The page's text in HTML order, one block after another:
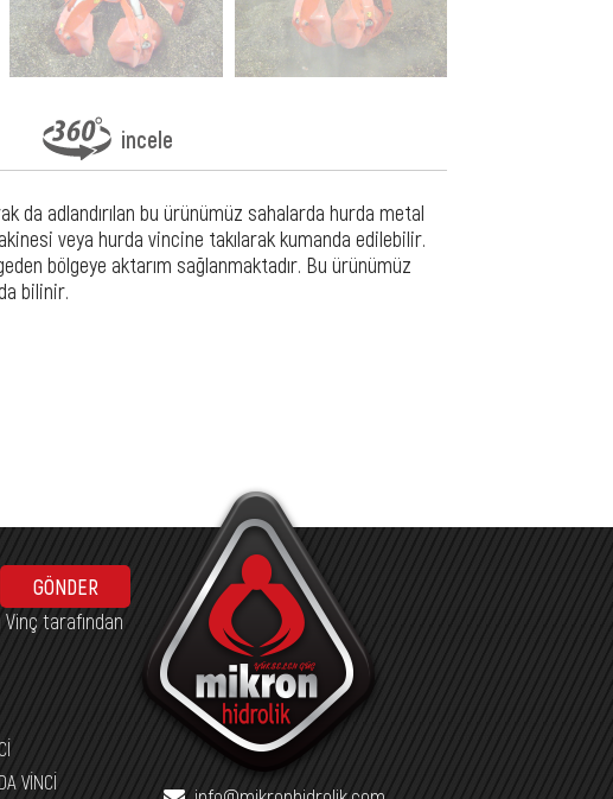
incele
da adlandırılan bu ürünümüz sahalarda hurda metal
veya hurda vincine takılarak kumanda edilebilir.
bölgeye aktarım sağlanmaktadır. Bu ürünümüz
bilinir.
GÖNDER
tarafından
VİNCİ